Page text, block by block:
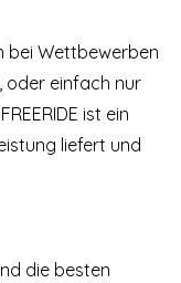
bei Wettbewerben
oder einfach nur
ist ein
liefert und
die besten